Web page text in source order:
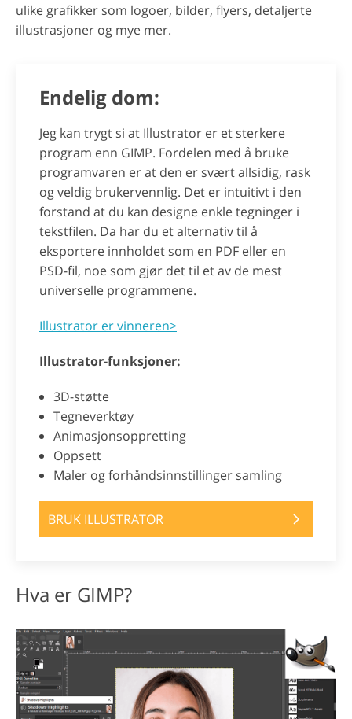
ulike grafikker som logoer, bilder, flyers, detaljerte
illustrasjoner og mye mer.
Endelig dom:
Jeg kan trygt si at Illustrator er et sterkere
program enn GIMP. Fordelen med å bruke
programvaren er at den er svært allsidig, rask
og veldig brukervennlig. Det er intuitivt i den
forstand at du kan designe enkle tegninger i
tekstfilen. Da har du et alternativ til å
eksportere innholdet som en PDF eller en
PSD-fil, noe som gjør det til et av de mest
universelle programmene.
Illustrator er vinneren>
Illustrator-funksjoner:
3D-støtte
Tegneverktøy
Animasjonsoppretting
Oppsett
Maler og forhåndsinnstillinger samling
BRUK ILLUSTRATOR
Hva er GIMP?